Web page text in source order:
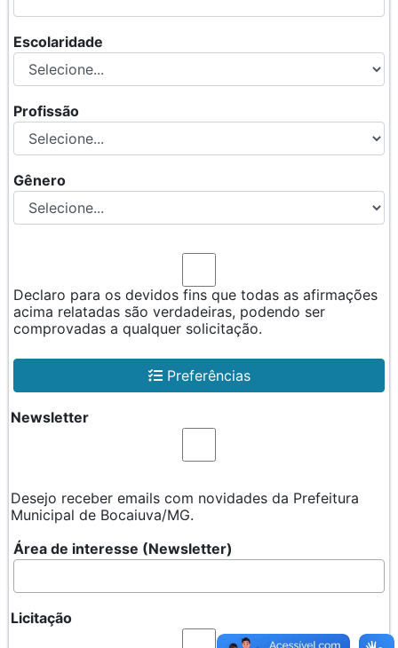
Escolaridade
Profissão
Gênero
Declaro para os devidos fins que todas as afirmações
acima relatadas são verdadeiras, podendo ser
comprovadas a qualquer solicitação.
Preferências
Newsletter
Desejo receber emails com novidades da Prefeitura
Municipal de Bocaiuva/MG.
Área de interesse (Newsletter)
Licitação